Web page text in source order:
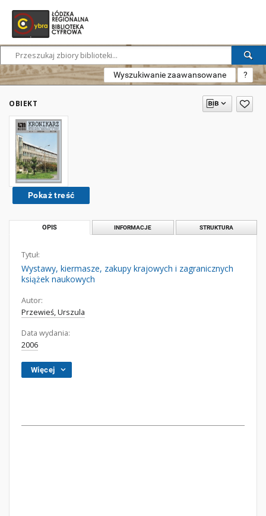
Wyszukiwanie zaawansowane ?
OBIEKT
Pokaż treść
OPIS INFORMACJE STRUKTURA
Tytuł:
Wystawy, kiermasze, zakupy krajowych i zagranicznych
książek naukowych
Autor:
Przewieś, Urszula
Data wydania:
2006
Więcej